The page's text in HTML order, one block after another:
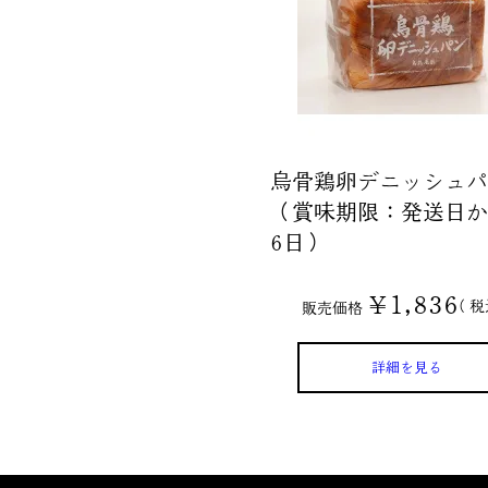
烏骨鶏卵デニッシュ
（賞味期限：発送日
6日）
販売価格 ¥ 1,836 税
詳細を見る